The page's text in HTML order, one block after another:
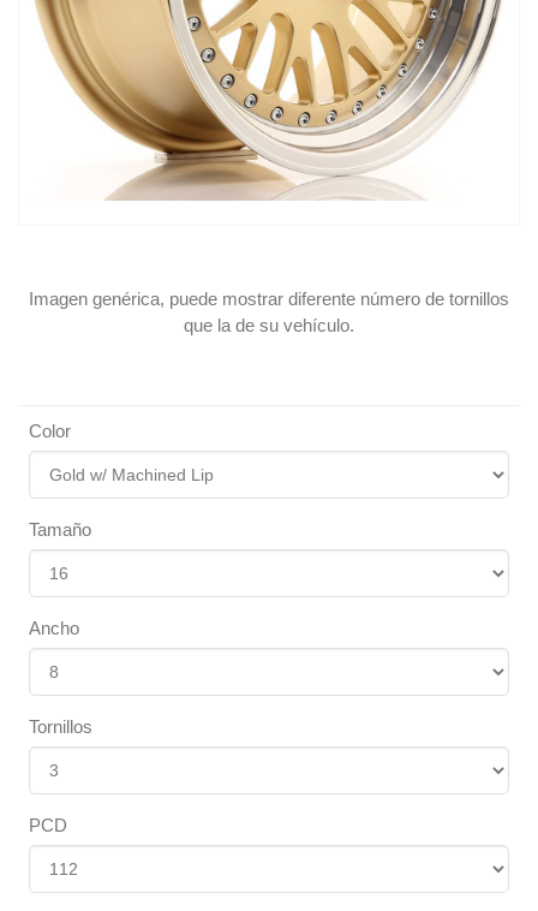
Imagen genérica, puede mostrar diferente número de tornillos
que la de su vehículo.
Color
Tamaño
Ancho
Tornillos
PCD